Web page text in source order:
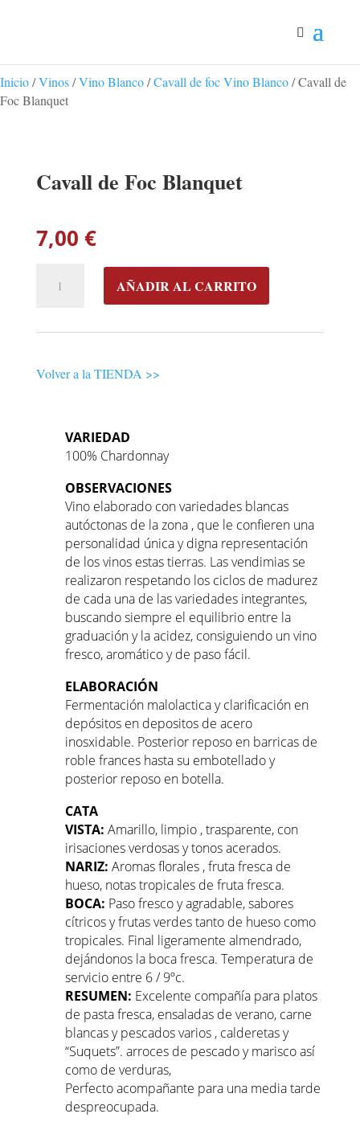
Inicio/Vinos/Vino Blanco/Cavall de foc Vino Blanco/ Cavall de
Foc Blanquet
Cavall de Foc Blanquet
7,00 €
AÑADIR AL CARRITO
Volver a la TIENDA >>
VARIEDAD
100% Chardonnay
OBSERVACIONES
Vino elaborado con variedades blancas
autóctonas de la zona , que le confieren una
personalidad única y digna representación
de los vinos estas tierras. Las vendimias se
realizaron respetando los ciclos de madurez
de cada una de las variedades integrantes,
buscando siempre el equilibrio entre la
graduación y la acidez, consiguiendo un vino
fresco, aromático y de paso fácil.
ELABORACIÓN
Fermentación malolactica y clarificación en
depósitos en depositos de acero
inosxidable. Posterior reposo en barricas de
roble frances hasta su embotellado y
posterior reposo en botella.
CATA
VISTA: Amarillo, limpio , trasparente, con
irisaciones verdosas y tonos acerados.
NARIZ: Aromas florales , fruta fresca de
hueso, notas tropicales de fruta fresca.
BOCA: Paso fresco y agradable, sabores
cítricos y frutas verdes tanto de hueso como
tropicales. Final ligeramente almendrado,
dejándonos la boca fresca. Temperatura de
servicio entre 6 / 9ºc.
RESUMEN: Excelente compañía para platos
de pasta fresca, ensaladas de verano, carne
blancas y pescados varios , calderetas y
“Suquets”. arroces de pescado y marisco así
como de verduras,
Perfecto acompañante para una media tarde
despreocupada.